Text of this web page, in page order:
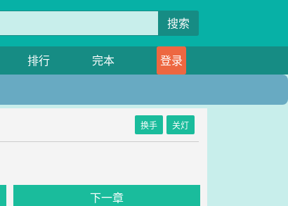
搜索
排行 完本
登录
换手 关灯
下一章